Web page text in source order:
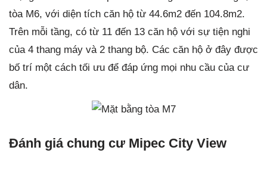
tòa M6, với diện tích căn hộ từ 44.6m2 đến 104.8m2.
Trên mỗi tầng, có từ 11 đến 13 căn hộ với sự tiện nghi
của 4 thang máy và 2 thang bộ. Các căn hộ ở đây được
bố trí một cách tối ưu để đáp ứng mọi nhu cầu của cư
dân.
Đánh giá chung cư Mipec City View